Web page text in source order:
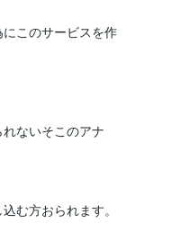
このサービスを作
ないそこのアナ
む方おられます。